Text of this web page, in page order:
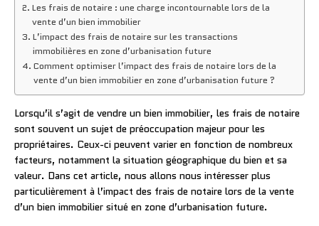
Les frais de notaire : une charge incontournable lors de la
vente d’un bien immobilier
L’impact des frais de notaire sur les transactions
immobilières en zone d’urbanisation future
Comment optimiser l’impact des frais de notaire lors de la
vente d’un bien immobilier en zone d’urbanisation future ?
Lorsqu’il s’agit de vendre un bien immobilier, les frais de notaire
sont souvent un sujet de préoccupation majeur pour les
propriétaires. Ceux-ci peuvent varier en fonction de nombreux
facteurs, notamment la situation géographique du bien et sa
valeur. Dans cet article, nous allons nous intéresser plus
particulièrement à l’impact des frais de notaire lors de la vente
d’un bien immobilier situé en zone d’urbanisation future.